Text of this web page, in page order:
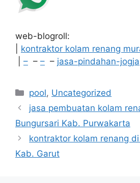
web-blogroll:
kontraktor kolam renang
– – – – jasa-pindahan-jogja
Categories
pool, Uncategorized
jasa pembuatan kolam
Bungursari Kab. Purwakarta
kontraktor kolam renang
Kab. Garut